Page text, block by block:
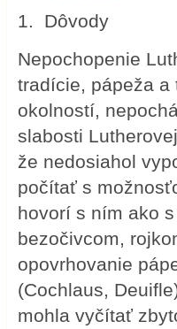
1. Dôvody
Nepochopenie
tradície, pápeža
okolností,
slabosti
že nedosiahol
počítať s
hovorí s ním ako
bezočivcom,
opovrhovanie
(Cochlaus,
mohla vyčítať